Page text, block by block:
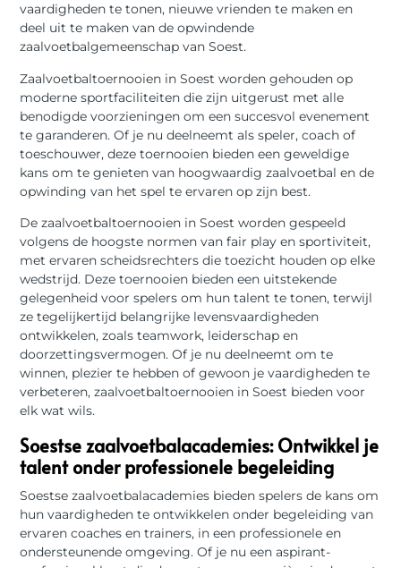
vaardigheden te tonen, nieuwe vrienden te maken en
deel uit te maken van de opwindende
zaalvoetbalgemeenschap van Soest.
Zaalvoetbaltoernooien in Soest worden gehouden op
moderne sportfaciliteiten die zijn uitgerust met alle
benodigde voorzieningen om een ​​succesvol evenement
te garanderen. Of je nu deelneemt als speler, coach of
toeschouwer, deze toernooien bieden een geweldige
kans om te genieten van hoogwaardig zaalvoetbal en de
opwinding van het spel te ervaren op zijn best.
De zaalvoetbaltoernooien in Soest worden gespeeld
volgens de hoogste normen van fair play en sportiviteit,
met ervaren scheidsrechters die toezicht houden op elke
wedstrijd. Deze toernooien bieden een uitstekende
gelegenheid voor spelers om hun talent te tonen, terwijl
ze tegelijkertijd belangrijke levensvaardigheden
ontwikkelen, zoals teamwork, leiderschap en
doorzettingsvermogen. Of je nu deelneemt om te
winnen, plezier te hebben of gewoon je vaardigheden te
verbeteren, zaalvoetbaltoernooien in Soest bieden voor
elk wat wils.
Soestse zaalvoetbalacademies: Ontwikkel je
talent onder professionele begeleiding
Soestse zaalvoetbalacademies bieden spelers de kans om
hun vaardigheden te ontwikkelen onder begeleiding van
ervaren coaches en trainers, in een professionele en
ondersteunende omgeving. Of je nu een aspirant-